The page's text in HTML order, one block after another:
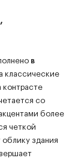
в
классические
контрасте
со
более
четкой
здания